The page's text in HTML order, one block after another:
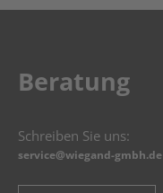
Beratung
Schreiben Sie uns:
service@wiegand-gmbh.de